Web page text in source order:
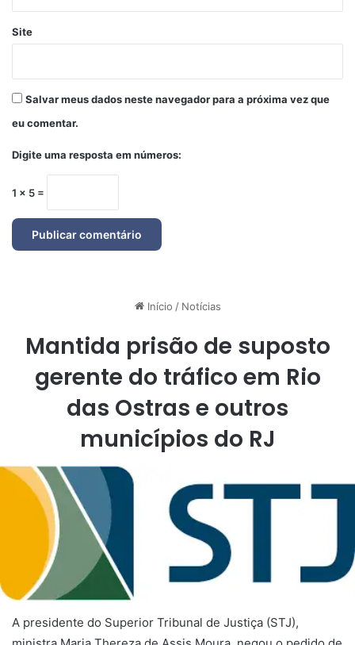
Site
Salvar meus dados neste navegador para a próxima vez que
eu comentar.
Digite uma resposta em números:
1 × 5 =